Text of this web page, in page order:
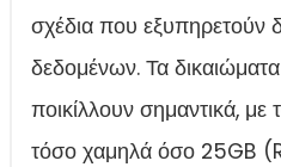
σχέδια που εξυπηρετούν
δεδομένων. Τα
ποικίλλουν σημαντικά, με
τόσο χαμηλά όσο 25GB